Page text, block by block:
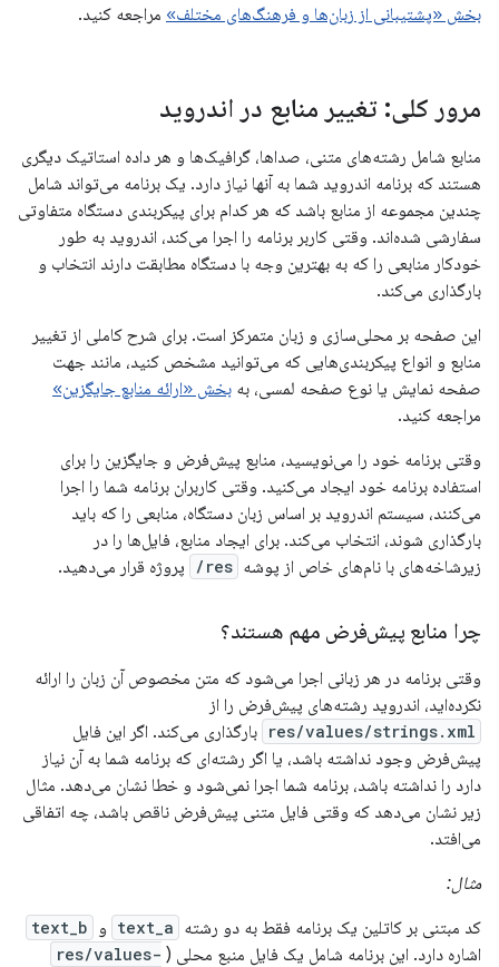
بخش «پشتیبانی از زبان‌ها و فرهنگ‌های مختلف» مراجعه کنید.
مرور کلی: تغییر منابع در اندروید
منابع شامل رشته‌های متنی، صداها، گرافیک‌ها و هر داده استاتیک دیگری
هستند که برنامه اندروید شما به آنها نیاز دارد. یک برنامه می‌تواند شامل
چندین مجموعه از منابع باشد که هر کدام برای پیکربندی دستگاه متفاوتی
سفارشی شده‌اند. وقتی کاربر برنامه را اجرا می‌کند، اندروید به طور
خودکار منابعی را که به بهترین وجه با دستگاه مطابقت دارند انتخاب و
بارگذاری می‌کند.
این صفحه بر محلی‌سازی و زبان متمرکز است. برای شرح کاملی از تغییر
منابع و انواع پیکربندی‌هایی که می‌توانید مشخص کنید، مانند جهت
صفحه نمایش یا نوع صفحه لمسی، به بخش «ارائه منابع جایگزین»
مراجعه کنید.
وقتی برنامه خود را می‌نویسید، منابع پیش‌فرض و جایگزین را برای
استفاده برنامه خود ایجاد می‌کنید. وقتی کاربران برنامه شما را اجرا
می‌کنند، سیستم اندروید بر اساس زبان دستگاه، منابعی را که باید
بارگذاری شوند، انتخاب می‌کند. برای ایجاد منابع، فایل‌ها را در
زیرشاخه‌های با نام‌های خاص از پوشه res/ پروژه قرار می‌دهید.
چرا منابع پیش‌فرض مهم هستند؟
وقتی برنامه در هر زبانی اجرا می‌شود که متن مخصوص آن زبان را ارائه
نکرده‌اید، اندروید رشته‌های پیش‌فرض را از
res/values/strings.xml بارگذاری می‌کند. اگر این فایل
پیش‌فرض وجود نداشته باشد، یا اگر رشته‌ای که برنامه شما به آن نیاز
دارد را نداشته باشد، برنامه شما اجرا نمی‌شود و خطا نشان می‌دهد. مثال
زیر نشان می‌دهد که وقتی فایل متنی پیش‌فرض ناقص باشد، چه اتفاقی
می‌افتد.
مثال:
کد مبتنی بر کاتلین یک برنامه فقط به دو رشته text_a و text_b
اشاره دارد. این برنامه شامل یک فایل منبع محلی ( res/values-